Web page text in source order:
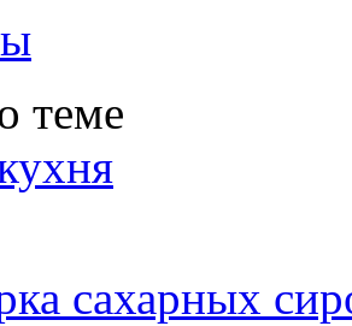
теме
сахарных